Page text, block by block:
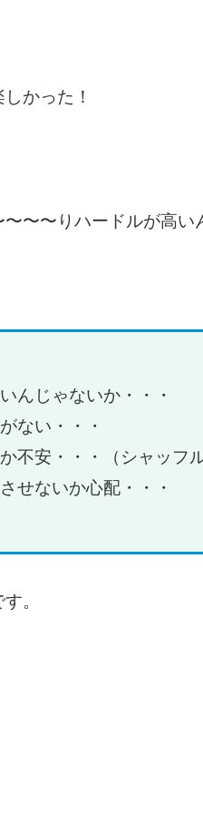
かった！
〜〜りハードルが高い
んじゃないか・・・
ない・・・
安・・・（シャッフル
せないか心配・・・
。